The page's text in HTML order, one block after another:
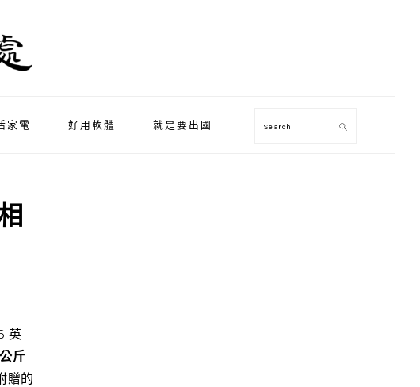
家電 好用軟體 就是要出國 Search
英
公斤
贈的